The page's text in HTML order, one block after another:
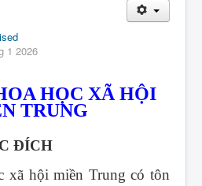
1 2026
HỌC XÃ HỘI
TRUNG
ĐÍCH
xã hội miền Trung có tôn